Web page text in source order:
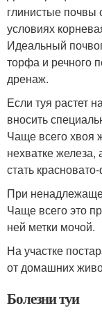
глинистые почвы
условиях
Идеальный
торфа и речного
дренаж.
Если туя растет
вносить
Чаще всего хвоя
нехватке
стать
При
Чаще всего это
ней метки мочой.
На участке
от домашних
Болезни туи